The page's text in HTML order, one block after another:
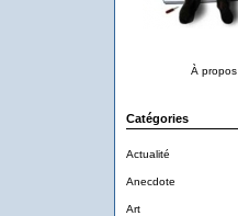
À propos
Catégories
Actualité
Anecdote
Art